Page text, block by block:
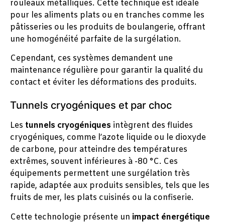
rouleaux métalliques. Cette technique est idéale
pour les aliments plats ou en tranches comme les
pâtisseries ou les produits de boulangerie, offrant
une homogénéité parfaite de la surgélation.
Cependant, ces systèmes demandent une
maintenance régulière pour garantir la qualité du
contact et éviter les déformations des produits.
Tunnels cryogéniques et par choc
Les tunnels cryogéniques intègrent des fluides
cryogéniques, comme l’azote liquide ou le dioxyde
de carbone, pour atteindre des températures
extrêmes, souvent inférieures à -80 °C. Ces
équipements permettent une surgélation très
rapide, adaptée aux produits sensibles, tels que les
fruits de mer, les plats cuisinés ou la confiserie.
Cette technologie présente un impact énergétique